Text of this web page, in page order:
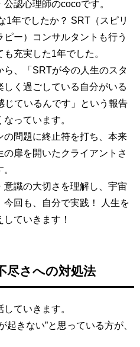
認心理師のcocoです。
1年でしたか？ SRT（スピリ
ー）コンサルタントも行う
充実した1年でした。
、「SRTが今の人生のスタ
く過ごしている自分がいる
じているんです」という報告
っています。
の問題に終止符を打ち、本来
扉を開いたクライアントさ
識の大切さを理解し、宇宙
回も、自分で実践！ 人生を
ていきます！
尽さへの対処法
ていきます。
起きない”と思っている方が、